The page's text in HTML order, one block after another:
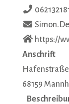
https://
Anschrift
68159